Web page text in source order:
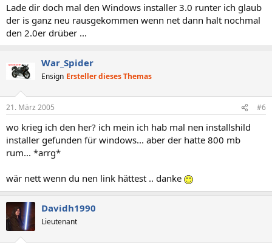
Lade dir doch mal den Windows installer 3.0 runter ich glaub
der is ganz neu rausgekommen wenn net dann halt nochmal
den 2.0er drüber ...
War_Spider
Ensign Ersteller dieses Themas
21. März 2005 #6
wo krieg ich den her? ich mein ich hab mal nen installshild
installer gefunden für windows... aber der hatte 800 mb
rum... *arrg*
wär nett wenn du nen link hättest .. danke
Davidh1990
Lieutenant